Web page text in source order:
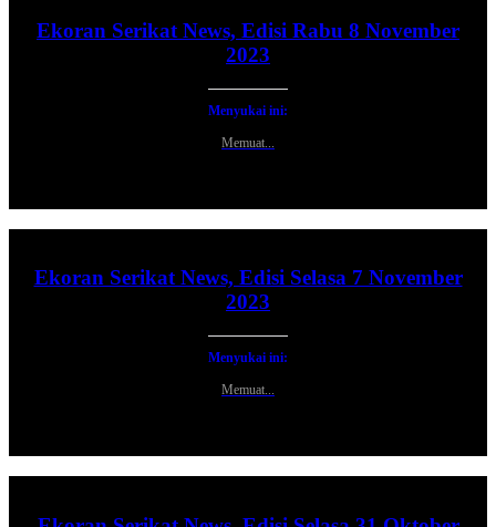
Ekoran Serikat News, Edisi Rabu 8 November
2023
Menyukai ini:
Memuat...
Ekoran Serikat News, Edisi Selasa 7 November
2023
Menyukai ini:
Memuat...